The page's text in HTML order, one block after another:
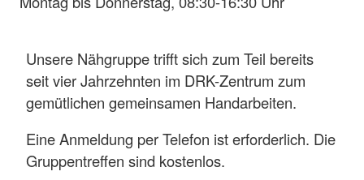
Unsere Nähgruppe trifft sich zum Teil bereits
seit vier Jahrzehnten im DRK-Zentrum zum
gemütlichen gemeinsamen Handarbeiten.
Eine Anmeldung per Telefon ist erforderlich. Die
Gruppentreffen sind kostenlos.